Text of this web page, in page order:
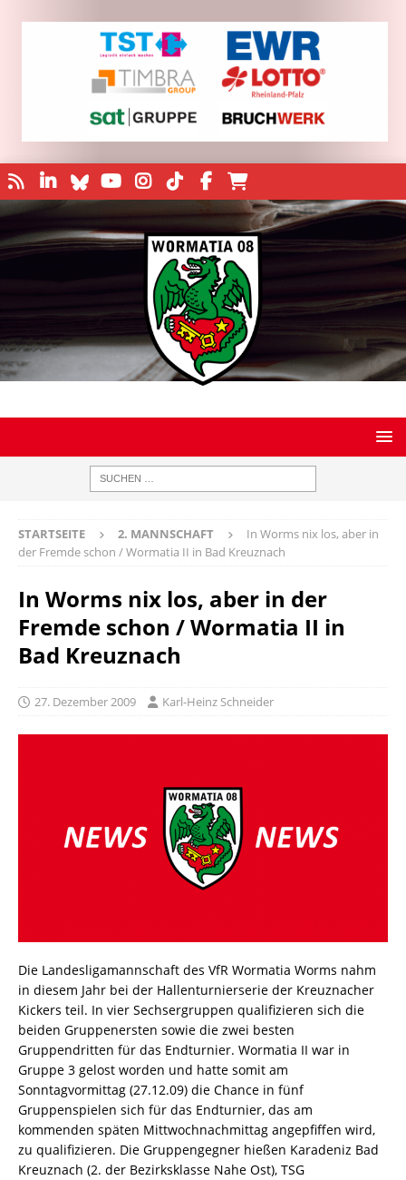
STARTSEITE 2. MANNSCHAFT
In Worms nix los, aber in
der Fremde schon / Wormatia II in Bad Kreuznach
In Worms nix los, aber in der
Fremde schon / Wormatia II in
Bad Kreuznach
27. Dezember 2009 Karl-Heinz Schneider
Die Landesligamannschaft des VfR Wormatia Worms nahm
in diesem Jahr bei der Hallenturnierserie der Kreuznacher
Kickers teil. In vier Sechsergruppen qualifizieren sich die
beiden Gruppenersten sowie die zwei besten
Gruppendritten für das Endturnier. Wormatia II war in
Gruppe 3 gelost worden und hatte somit am
Sonntagvormittag (27.12.09) die Chance in fünf
Gruppenspielen sich für das Endturnier, das am
kommenden späten Mittwochnachmittag angepfiffen wird,
zu qualifizieren. Die Gruppengegner hießen Karadeniz Bad
Kreuznach (2. der Bezirksklasse Nahe Ost), TSG